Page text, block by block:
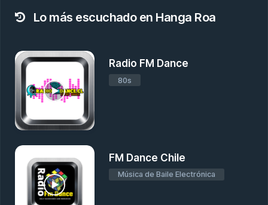
Lo más escuchado en Hanga Roa
Radio FM Dance
80s
FM Dance Chile
Música de Baile Electrónica